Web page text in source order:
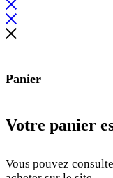
Panier
Votre panier
Vous pouvez